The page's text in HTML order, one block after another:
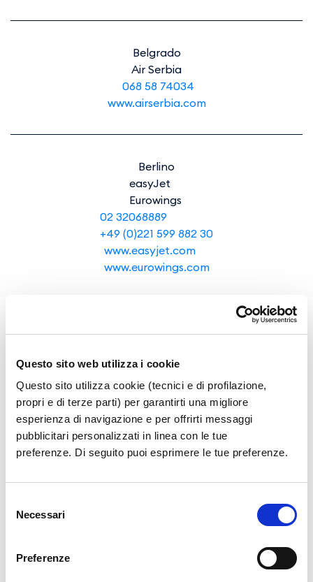
Questo sito web utilizza i cookie
Questo sito utilizza cookie (tecnici e di profilazione,
propri e di terze parti) per garantirti una migliore
esperienza di navigazione e per offrirti messaggi
pubblicitari personalizzati in linea con le tue
preferenze. Di seguito puoi esprimere le tue preferenze.
delNecessari
Preferenze
Belgrado
Air Serbia
068 58 74034
www.airserbia.com
Berlino
easyJet
Eurowings
02 32068889
+49 (0)221 599 882 30
www.easyjet.com
www.eurowings.com
06 9450 2850
www.volotea.com
Billund
Norwegian